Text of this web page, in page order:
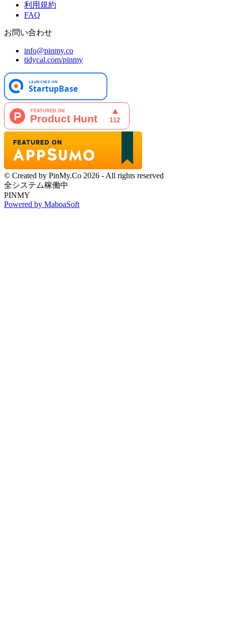
利用規約
FAQ
お問い合わせ
info@pinmy.co
tidycal.com/pinmy
© Created by PinMy.Co 2026 - All rights reserved
全システム稼働中
PINMY
Powered by MaboaSoft